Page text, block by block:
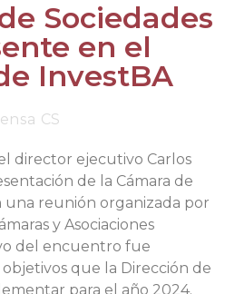
Sociedades
en el
InvestBA
CS
director ejecutivo Carlos
de la Cámara de
una reunión organizada por
y Asociaciones
del encuentro fue
que la Dirección de
para el año 2024.